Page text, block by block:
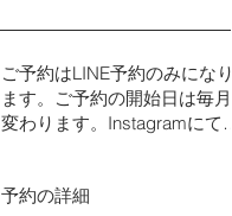
ご予約はLINE予約のみになり
ます。ご予約の開始日は毎月
変わります。Instagramにてご
予約の詳細